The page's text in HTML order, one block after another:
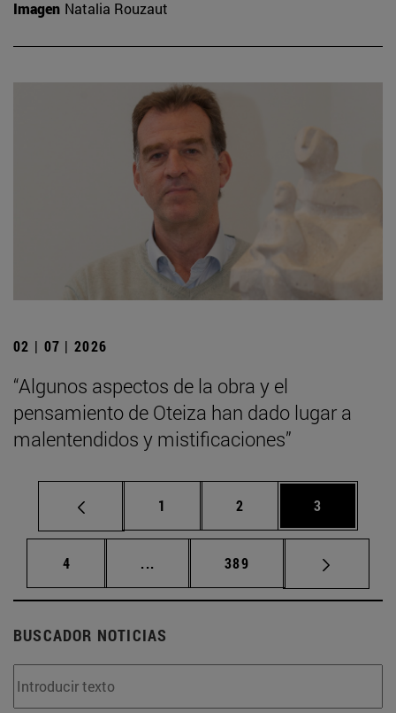
Imagen Natalia Rouzaut
02 | 07 | 2026
“Algunos aspectos de la obra y el
pensamiento de Oteiza han dado lugar a
malentendidos y mistificaciones”
Página
1 Página
2 Página
3
Página
4 ... Páginas intermedias Use TAB para
Página
389
BUSCADOR NOTICIAS